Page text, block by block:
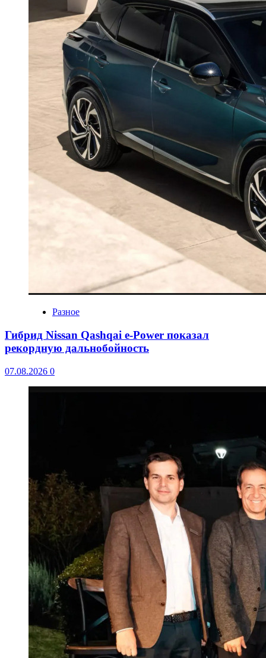
Разное
Гибрид Nissan Qashqai e-Power показал
рекордную дальнобойность
07.08.2026 0